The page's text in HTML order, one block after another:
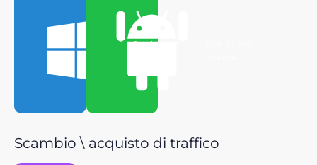
Scarica per
Scambio \ acquisto di traffico